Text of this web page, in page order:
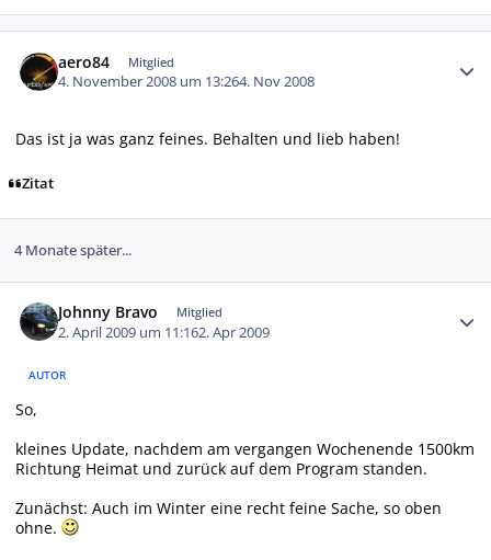
aero84 Mitglied
4. November 2008 um 13:264. Nov 2008
Das ist ja was ganz feines. Behalten und lieb haben!
Zitat
4 Monate später...
Johnny Bravo Mitglied
2. April 2009 um 11:162. Apr 2009
AUTOR
So,
kleines Update, nachdem am vergangen Wochenende 1500km
Richtung Heimat und zurück auf dem Program standen.
Zunächst: Auch im Winter eine recht feine Sache, so oben
ohne.